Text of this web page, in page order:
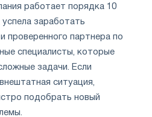
работает порядка 10
заработать
проверенного партнера по
специалисты, которые
задачи. Если
ситуация,
подобрать новый